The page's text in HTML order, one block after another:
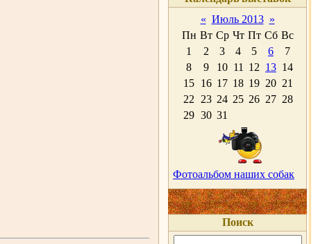
« Июль 2013 »
Пн Вт Ср Чт Пт Сб Вс
1
2 3 4 5 6
7
8
9 10 11 12 13 14
15 16 17 18 19 20 21
22
23 24 25 26 27 28
29 30 31
Фотоальбом наших собак
Поиск